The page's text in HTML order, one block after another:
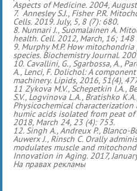
Aspects of Medicine. 2004,
7. Annesley S.J., Fisher P.R.
Cells. 2019. July, 5, 8 (7): 680.
8. Nunnari J., Suomalainen A.
health. Cell. 2012, March, 16; 148
9. Murphy M.P. How
species. Biochemistry Journal.
10. Cavallini, G., Sgarbossa, A.,
A., Lenci, F. Dolichol: A
machinery. Lipids, 2016, 51(4),
11 Zykova M.V., Schepetkin I.A.,
S.V., Logvinova L.A., Bratishko
Physicochemical
humic acids isolated from peat
2018, March 24, 23 (4): 753.
12. Singh A., Andreux P., Blanco-
Auwerx J., Rinsch C. Orally
modulates muscle and
Innovation in Aging. 2017,
На правах рекламы